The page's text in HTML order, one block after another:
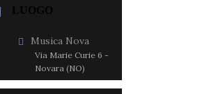
LUOGO
Musica Nova
Via Marie Curie 6 -
Novara (NO)